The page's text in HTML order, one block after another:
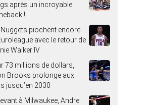
après un incroyable
!
Nuggets piochent encore
avec le retour de
Walker IV
73 millions de dollars,
Brooks prolonge aux
jusqu’en 2030
à Milwaukee, Andre